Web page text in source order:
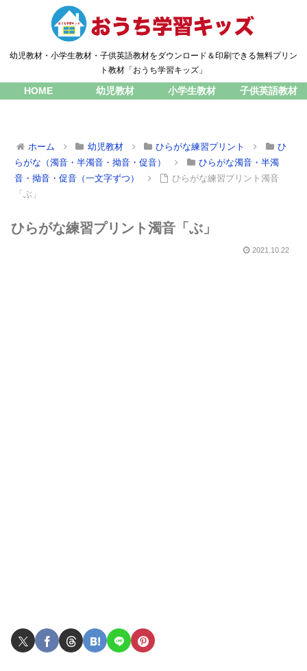
幼児教材・小学生教材・子供英語教材をダウンロード＆印刷できる無料プリン
ト教材「おうち学習キッズ」
HOME 幼児教材 小学生教材 子供英語教材
ホーム 幼児教材 ひらがな練習プリント
ひ
らがな（濁音・半濁音・拗音・促音）
ひらがな濁音・半濁
音・拗音・促音（一文字ずつ）
ひらがな練習プリント濁音
「ぶ」
ひらがな練習プリント濁音「ぶ」
2021.10.22